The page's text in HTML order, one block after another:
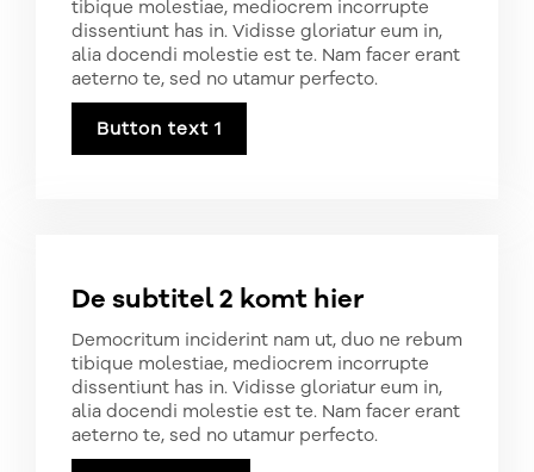
tibique molestiae, mediocrem incorrupte
dissentiunt has in. Vidisse gloriatur eum in,
alia docendi molestie est te. Nam facer erant
aeterno te, sed no utamur perfecto.
Button text 1
De subtitel 2 komt hier
Democritum inciderint nam ut, duo ne rebum
tibique molestiae, mediocrem incorrupte
dissentiunt has in. Vidisse gloriatur eum in,
alia docendi molestie est te. Nam facer erant
aeterno te, sed no utamur perfecto.